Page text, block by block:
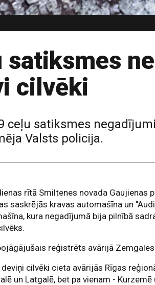
cilvēki
ceļu satiksmes
Valsts policija.
rītā Smiltenes novada Gaujienas
saskrējās kravas automašīna un
kura negadījumā bija pilnībā
reģistrēts avārijā
deviņi cilvēki cieta avārijās Rīgas
un Latgalē, bet pa vienam - Kurzemē